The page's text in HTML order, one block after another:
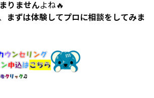
りませんよね🔥
まずは体験してプロに相談をしてみま